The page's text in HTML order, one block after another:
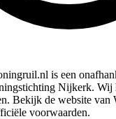
is een
Nijkerk. Wij
Bekijk de website van
voorwaarden.